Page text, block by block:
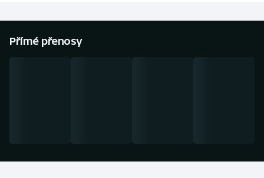
Přímé přenosy